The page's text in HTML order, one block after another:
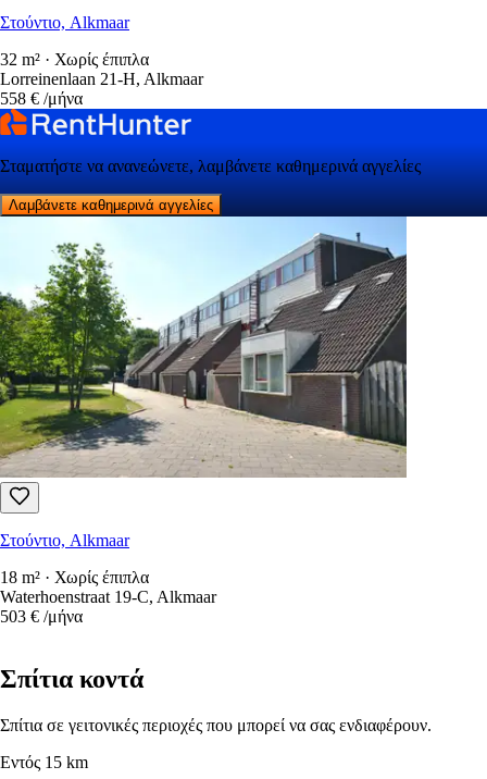
Στούντιο, Alkmaar
32 m² · Χωρίς έπιπλα
Lorreinenlaan 21-H, Alkmaar
558 € /μήνα
Σταματήστε να ανανεώνετε, λαμβάνετε καθημερινά αγγελίες
Λαμβάνετε καθημερινά αγγελίες
Στούντιο, Alkmaar
18 m² · Χωρίς έπιπλα
Waterhoenstraat 19-C, Alkmaar
503 € /μήνα
Σπίτια κοντά
Σπίτια σε γειτονικές περιοχές που μπορεί να σας ενδιαφέρουν.
Εντός 15 km